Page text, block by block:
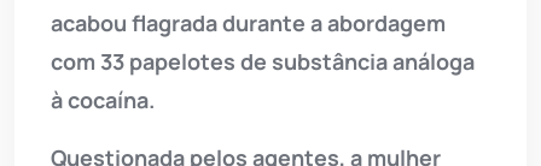
acabou flagrada durante a abordagem
com 33 papelotes de substância análoga
à cocaína.
Questionada pelos agentes, a mulher